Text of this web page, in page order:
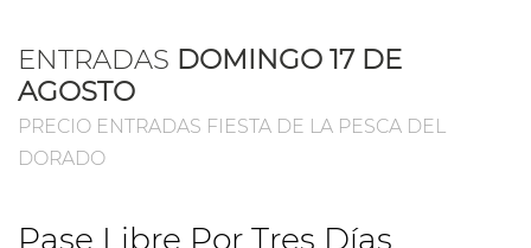
ENTRADAS DOMINGO 17 DE
AGOSTO
PRECIO ENTRADAS FIESTA DE LA PESCA DEL
DORADO
Pase Libre Por Tres Días